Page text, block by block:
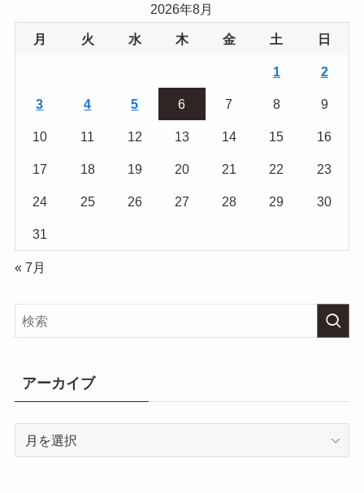
2026年8月
月 火 水 木 金 土 日
1 2
3 4 5 6 7 8 9
10 11 12 13 14 15 16
17 18 19 20 21 22 23
24 25 26 27 28 29 30
31
« 7月
アーカイブ